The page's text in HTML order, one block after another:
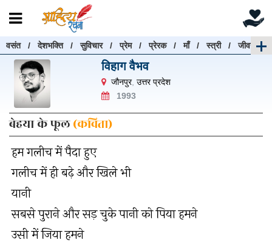
वसंत/देशभक्ति/सुविचार/प्रेम/प्रेरक/माँ/स्त्री/जीवन
विहाग वैभव
जौनपुर, उत्तर प्रदेश
1993
बेहया के फूल(कविता)
हम गलीच में पैदा हुए
गलीच में ही बढ़े और खिले भी
यानी
सबसे पुराने और सड़ चुके पानी को पिया हमने
उसी में जिया हमने
रचनाएँ खोजें
रचनाएँ खोजने के लिए नीचे दी गई बॉक्स में हिन्दी में लिखें और
"खोजें" बटन पर क्लिक करें